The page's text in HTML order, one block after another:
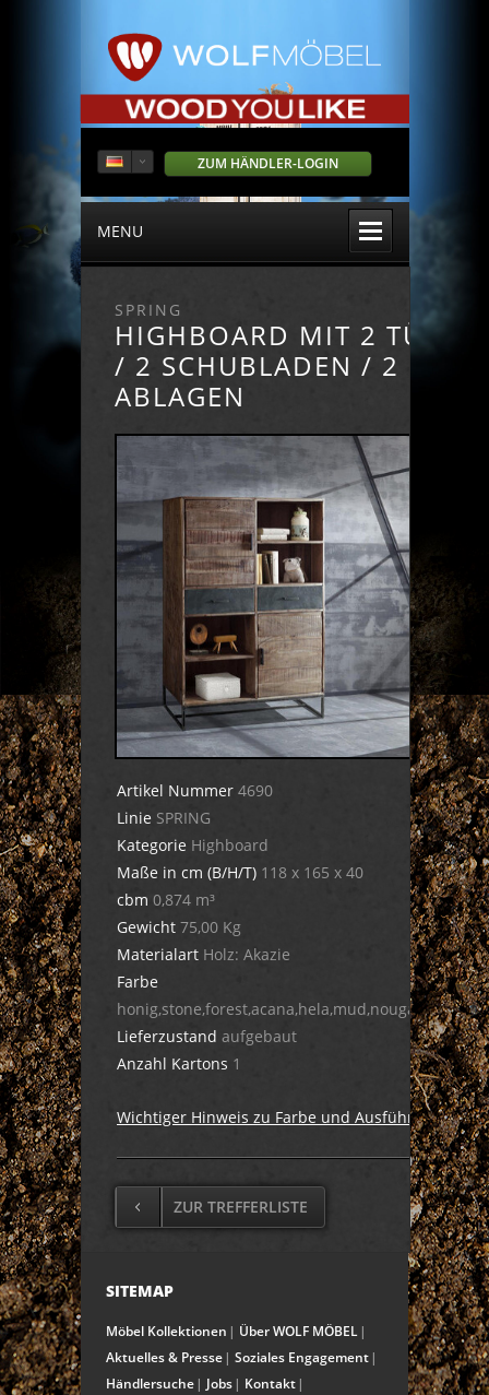
ZUM HÄNDLER-LOGIN
MENU
SPRING
HIGHBOARD MIT 2 TÜREN
/ 2 SCHUBLADEN / 2
ABLAGEN
Artikel Nummer 4690
Linie SPRING
Kategorie Highboard
Maße in cm (B/H/T) 118 x 165 x 40
cbm 0,874 m³
Gewicht 75,00 Kg
Materialart Holz: Akazie
Farbe
honig,stone,forest,acana,hela,mud,nougat,dula,ciga
Lieferzustand aufgebaut
Anzahl Kartons 1
Wichtiger Hinweis zu Farbe und Ausführung
ZUR TREFFERLISTE
SITEMAP
Möbel Kollektionen
Über WOLF MÖBEL
Aktuelles & Presse
Soziales Engagement
Händlersuche
Jobs
Kontakt